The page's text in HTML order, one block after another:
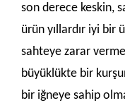
son derece keskin,
ürün yıllardır iyi bir
sahteye zarar
büyüklükte bir
bir iğneye sahip